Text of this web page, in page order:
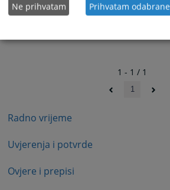
Radno vrijeme
Uvjerenja i potvrde
Ovjere i prepisi
1 - 1 / 1
1
Ne prihvatam Prihvatam odabrane